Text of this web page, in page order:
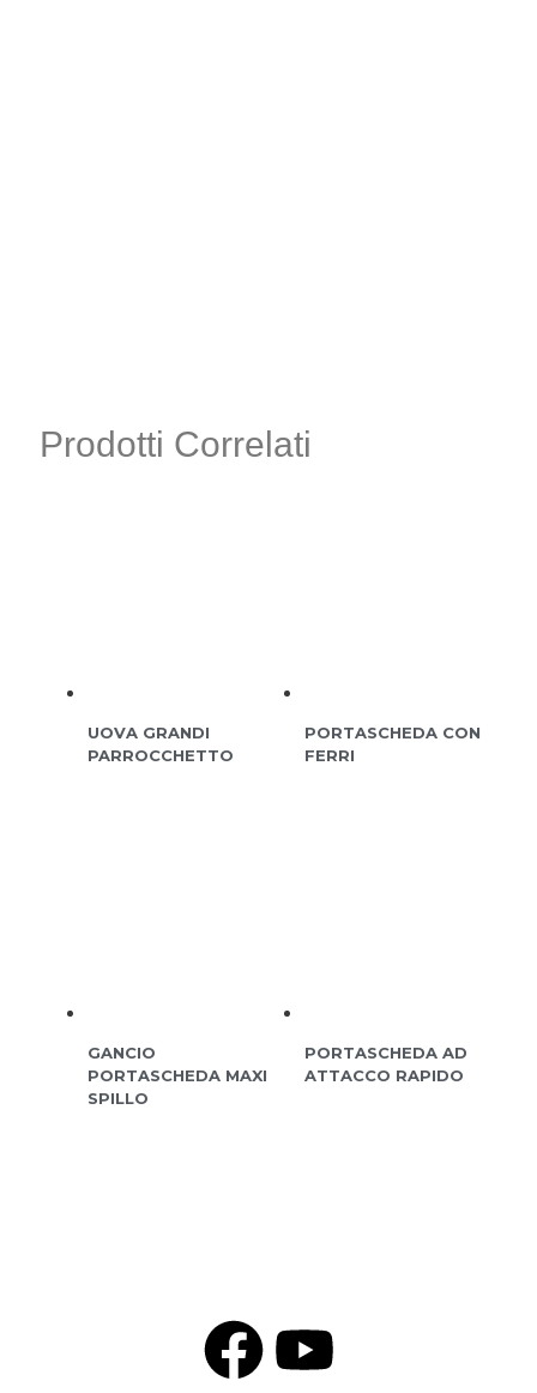
Prodotti Correlati
UOVA GRANDI
PARROCCHETTO
PORTASCHEDA CON
FERRI
GANCIO
PORTASCHEDA MAXI
SPILLO
PORTASCHEDA AD
ATTACCO RAPIDO